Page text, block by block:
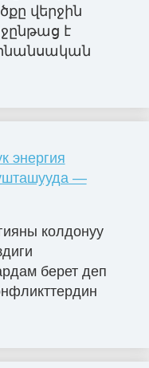
վերջին
է
энергия
—
колдонуу
берет деп